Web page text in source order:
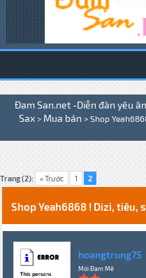
Đam San.net -Diễn đàn yêu
Sax > Mua bán > Shop
Trang (2): « Trước 1 2
Shop Yeah6868 ! Dizi, tiêu,
hoangtrung75
Mới Đam Mê